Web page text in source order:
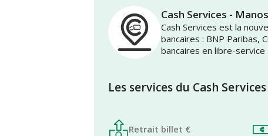
Cash Services -
Cash Services est la
bancaires : BNP Paribas,
bancaires en libre-
Les services du Cash Services
Retrait billet €